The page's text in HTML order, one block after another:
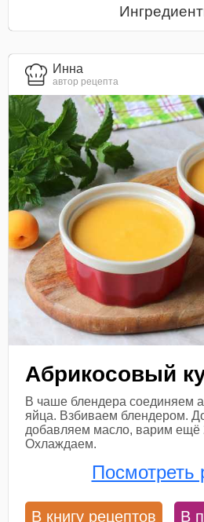
Инна
автор рецепта
Абрикосовый
В чаше блендера соединяем
яйца. Взбиваем блендером.
добавляем масло, варим ещё
Охлаждаем.
Посмотреть
В книгу рецептов В